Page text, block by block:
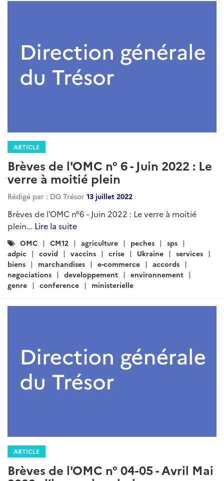
ARTICLE
Brèves de l'OMC n° 6 - Juin 2022 : Le
verre à moitié plein
Rédigé par : DG Trésor 13 juillet 2022
Brèves de l'OMC n°6 - Juin 2022 : Le verre à moitié
plein... Lire la suite
Catégories
:
OMC CM12 agriculture peches
sps
adpic
covid vaccins crise Ukraine
services
biens
marchandises e-commerce
accords
negociations
developpement
environnement
genre
conference ministerielle
ARTICLE
Brèves de l'OMC n° 04-05 - Avril Mai